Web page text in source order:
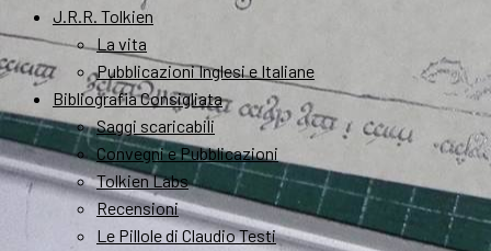
J.R.R. Tolkien
La vita
Pubblicazioni Inglesi e Italiane
Bibliografia Consigliata
Saggi scaricabili
Convegni e Pubblicazioni
Tolkien Labs
Recensioni
Le Pillole di Claudio Testi